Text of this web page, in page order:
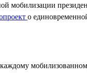
мобилизации
о